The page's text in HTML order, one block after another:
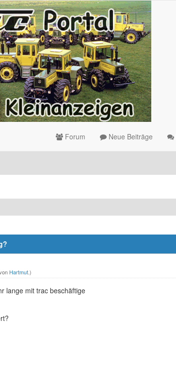
Forum Neue Beiträge
Hartmut.)
lange mit trac beschäftige